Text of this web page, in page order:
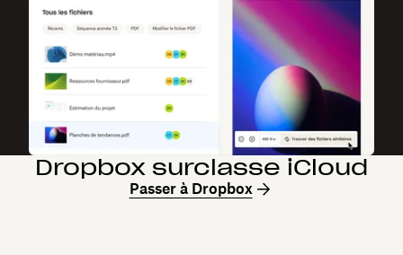
Dropbox surclasse iCloud
Passer à Dropbox